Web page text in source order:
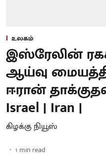
உலகம்
இஸ்ரேலின்
ஆய்வு
ஈரான்
Israel | Iran |
கிழக்கு நியூஸ்
1 min read